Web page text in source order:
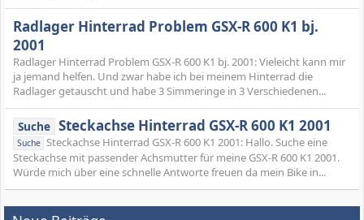
Radlager Hinterrad Problem GSX-R 600 K1 bj.
2001
Radlager Hinterrad Problem GSX-R 600 K1 bj. 2001: Vieleicht kann mir
ja jemand helfen. Und zwar habe ich bei meinem Hinterrad die
Radlager getauscht und habe 3 Simmeringe in 3 Verschiedenen...
Suche Steckachse Hinterrad GSX-R 600 K1 2001
Suche Steckachse Hinterrad GSX-R 600 K1 2001: Hallo. Suche eine
Steckachse mit passender Achsmutter für meine GSX-R 600 K1 2001.
Würde mich über eine schnelle Antworte freuen da mein Bike in...